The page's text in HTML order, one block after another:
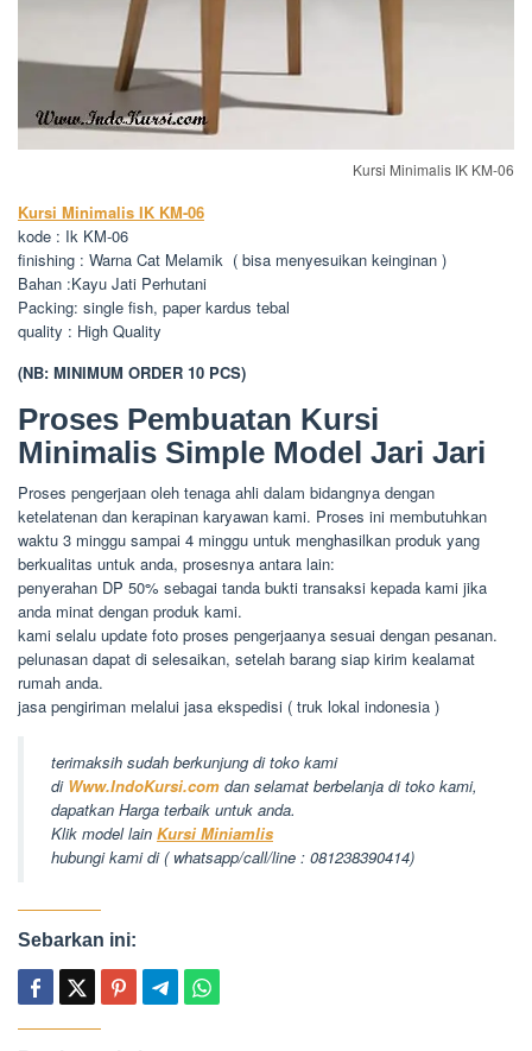
Kursi Minimalis IK KM-06
Kursi Minimalis IK KM-06
kode : Ik KM-06
finishing : Warna Cat Melamik ( bisa menyesuikan keinginan )
Bahan :Kayu Jati Perhutani
Packing: single fish, paper kardus tebal
quality : High Quality
(NB: MINIMUM ORDER 10 PCS)
Proses Pembuatan Kursi
Minimalis Simple Model Jari Jari
Proses pengerjaan oleh tenaga ahli dalam bidangnya dengan
ketelatenan dan kerapinan karyawan kami. Proses ini membutuhkan
waktu 3 minggu sampai 4 minggu untuk menghasilkan produk yang
berkualitas untuk anda, prosesnya antara lain:
penyerahan DP 50% sebagai tanda bukti transaksi kepada kami jika
anda minat dengan produk kami.
kami selalu update foto proses pengerjaanya sesuai dengan pesanan.
pelunasan dapat di selesaikan, setelah barang siap kirim kealamat
rumah anda.
jasa pengiriman melalui jasa ekspedisi ( truk lokal indonesia )
terimaksih sudah berkunjung di toko kami
di Www.IndoKursi.com dan selamat berbelanja di toko kami,
dapatkan Harga terbaik untuk anda.
Klik model lain Kursi Miniamlis
hubungi kami di ( whatsapp/call/line : 081238390414)
Sebarkan ini: